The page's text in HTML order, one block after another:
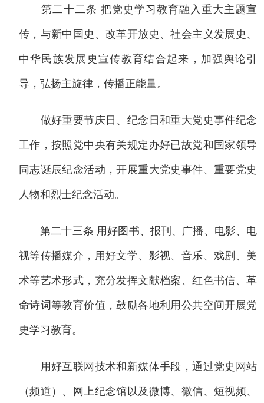
第二十二条 把党史学习教育融入重大主题宣
传，与新中国史、改革开放史、社会主义发展史、
中华民族发展史宣传教育结合起来，加强舆论引
导，弘扬主旋律，传播正能量。
做好重要节庆日、纪念日和重大党史事件纪念
工作，按照党中央有关规定办好已故党和国家领导
同志诞辰纪念活动，开展重大党史事件、重要党史
人物和烈士纪念活动。
第二十三条 用好图书、报刊、广播、电影、电
视等传播媒介，用好文学、影视、音乐、戏剧、美
术等艺术形式，充分发挥文献档案、红色书信、革
命诗词等教育价值，鼓励各地利用公共空间开展党
史学习教育。
用好互联网技术和新媒体手段，通过党史网站
（频道）、网上纪念馆以及微博、微信、短视频、